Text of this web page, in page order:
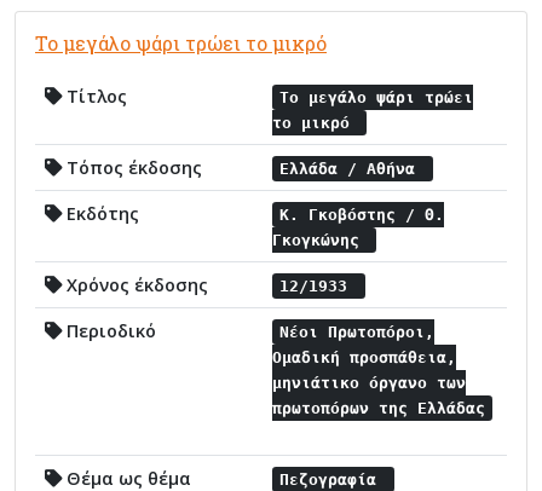
Το μεγάλο ψάρι τρώει το μικρό
Τίτλος
Το μεγάλο ψάρι τρώει
το μικρό
Τόπος έκδοσης Ελλάδα / Αθήνα
Εκδότης
Κ. Γκοβόστης / Θ.
Γκογκώνης
Χρόνος έκδοσης 12/1933
Περιοδικό
Νέοι Πρωτοπόροι,
Ομαδική προσπάθεια,
μηνιάτικο όργανο των
πρωτοπόρων της Ελλάδας
Θέμα ως θέμα Πεζογραφία